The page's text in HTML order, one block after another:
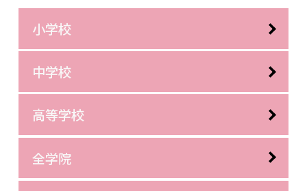
小学校
中学校
高等学校
全学院